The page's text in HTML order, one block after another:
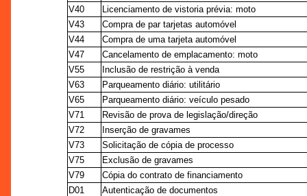
V40
Licenciamento de vistoria prévia: moto
V43
Compra de par tarjetas automóvel
V44
Compra de uma tarjeta automóvel
V47
Cancelamento de emplacamento: moto
V55
Inclusão de restrição à venda
V63
Parqueamento diário: utilitário
V65
Parqueamento diário: veículo pesado
V71
Revisão de prova de legislação/direção
V72
Inserção de gravames
V73
Solicitação de cópia de processo
V75
Exclusão de gravames
V79
Cópia do contrato de financiamento
D01
Autenticação de documentos